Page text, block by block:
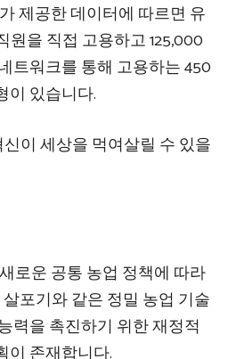
제공한 데이터에 따르면 유
원을 직접 고용하고 125,000
트워크를 통해 고용하는 450
이 있습니다.
신이 세상을 먹여살릴 수 있을
로운 공통 농업 정책에 따라
포기와 같은 정밀 농업 기술
력을 촉진하기 위한 재정적